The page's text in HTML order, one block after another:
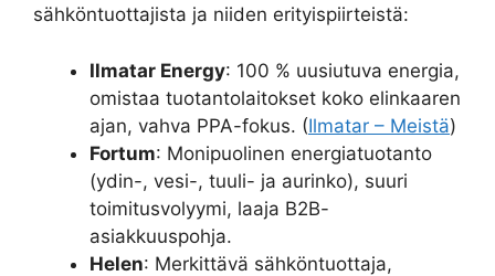
sähköntuottajista ja niiden erityispiirteistä:
Ilmatar Energy: 100 % uusiutuva energia,
omistaa tuotantolaitokset koko elinkaaren
ajan, vahva PPA-fokus. (Ilmatar – Meistä)
Fortum: Monipuolinen energiatuotanto
(ydin-, vesi-, tuuli- ja aurinko), suuri
toimitusvolyymi, laaja B2B-
asiakkuuspohja.
Helen: Merkittävä sähköntuottaja,